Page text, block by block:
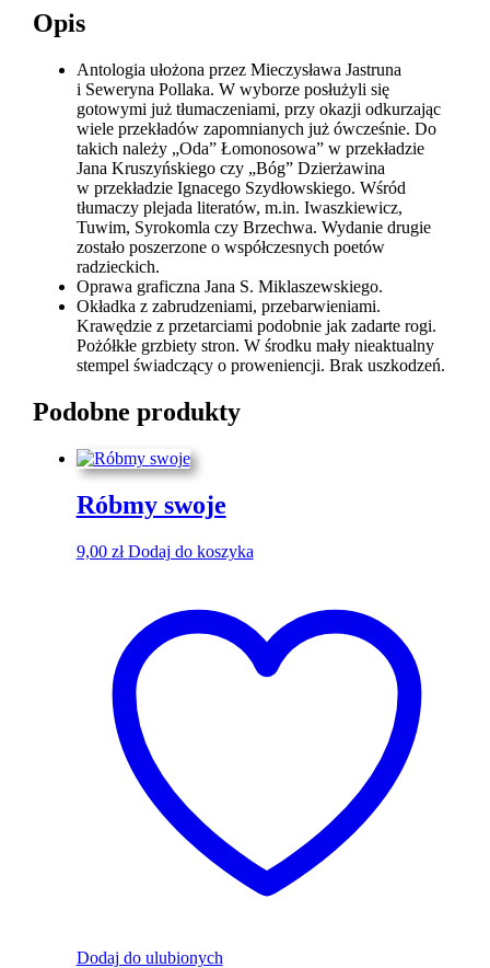
Opis
Antologia ułożona przez Mieczysława Jastruna
i Seweryna Pollaka. W wyborze posłużyli się
gotowymi już tłumaczeniami, przy okazji odkurzając
wiele przekładów zapomnianych już ówcześnie. Do
takich należy „Oda” Łomonosowa” w przekładzie
Jana Kruszyńskiego czy „Bóg” Dzierżawina
w przekładzie Ignacego Szydłowskiego. Wśród
tłumaczy plejada literatów, m.in. Iwaszkiewicz,
Tuwim, Syrokomla czy Brzechwa. Wydanie drugie
zostało poszerzone o współczesnych poetów
radzieckich.
Oprawa graficzna Jana S. Miklaszewskiego.
Okładka z zabrudzeniami, przebarwieniami.
Krawędzie z przetarciami podobnie jak zadarte rogi.
Pożółkłe grzbiety stron. W środku mały nieaktualny
stempel świadczący o proweniencji. Brak uszkodzeń.
Podobne produkty
Róbmy swoje
9,00 zł Dodaj do koszyka
Dodaj do ulubionych